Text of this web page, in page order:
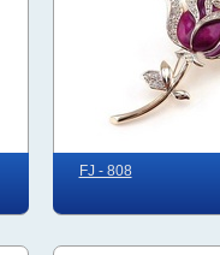
FJ - 808